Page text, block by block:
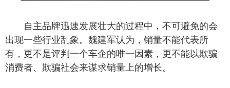
自主品牌迅速发展壮大的过程中，不可避免的会
出现一些行业乱象。魏建军认为，销量不能代表所
有，更不是评判一个车企的唯一因素，更不能以欺骗
消费者、欺骗社会来谋求销量上的增长。